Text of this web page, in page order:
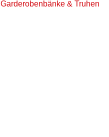
Garderobenbänke & Truhen